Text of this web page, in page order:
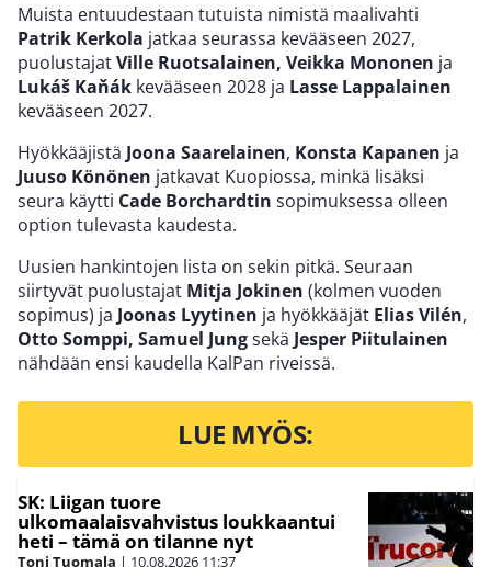
Muista entuudestaan tutuista nimistä maalivahti
Patrik Kerkola jatkaa seurassa kevääseen 2027,
puolustajatVille Ruotsalainen, Veikka Mononen ja
Lukáš Kaňák kevääseen 2028 ja Lasse Lappalainen
kevääseen 2027.
Hyökkääjistä Joona Saarelainen, Konsta Kapanen ja
Juuso Könönen jatkavat Kuopiossa, minkä lisäksi
seura käytti Cade Borchardtin sopimuksessa olleen
option tulevasta kaudesta.
Uusien hankintojen lista on sekin pitkä. Seuraan
siirtyvät puolustajat Mitja Jokinen (kolmen vuoden
sopimus) ja Joonas Lyytinen ja hyökkääjät Elias Vilén,
Otto Somppi, Samuel Jungsekä Jesper Piitulainen
nähdään ensi kaudella KalPan riveissä.
LUE MYÖS:
SK: Liigan tuore
ulkomaalaisvahvistus loukkaantui
heti – tämä on tilanne nyt
Toni Tuomala | 10.08.2026 11:37